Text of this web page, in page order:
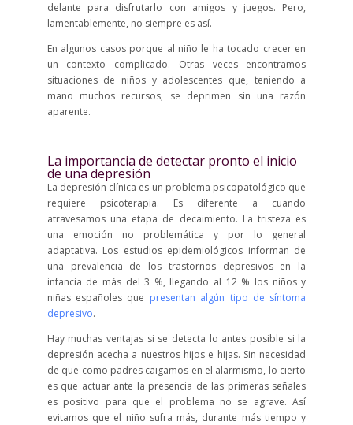
delante para disfrutarlo con amigos y juegos. Pero,
lamentablemente, no siempre es así.
En algunos casos porque al niño le ha tocado crecer en
un contexto complicado. Otras veces encontramos
situaciones de niños y adolescentes que, teniendo a
mano muchos recursos, se deprimen sin una razón
aparente.
La importancia de detectar pronto el inicio
de una depresión
La depresión clínica es un problema psicopatológico que
requiere psicoterapia. Es diferente a cuando
atravesamos una etapa de decaimiento. La tristeza es
una emoción no problemática y por lo general
adaptativa. Los estudios epidemiológicos informan de
una prevalencia de los trastornos depresivos en la
infancia de más del 3 %, llegando al 12 % los niños y
niñas españoles que presentan algún tipo de síntoma
depresivo.
Hay muchas ventajas si se detecta lo antes posible si la
depresión acecha a nuestros hijos e hijas. Sin necesidad
de que como padres caigamos en el alarmismo, lo cierto
es que actuar ante la presencia de las primeras señales
es positivo para que el problema no se agrave. Así
evitamos que el niño sufra más, durante más tiempo y